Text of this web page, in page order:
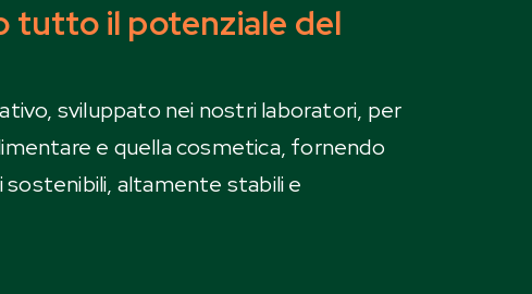
tutto il potenziale del
sviluppato nei nostri laboratori, per
e quella cosmetica, fornendo
sostenibili, altamente stabili e